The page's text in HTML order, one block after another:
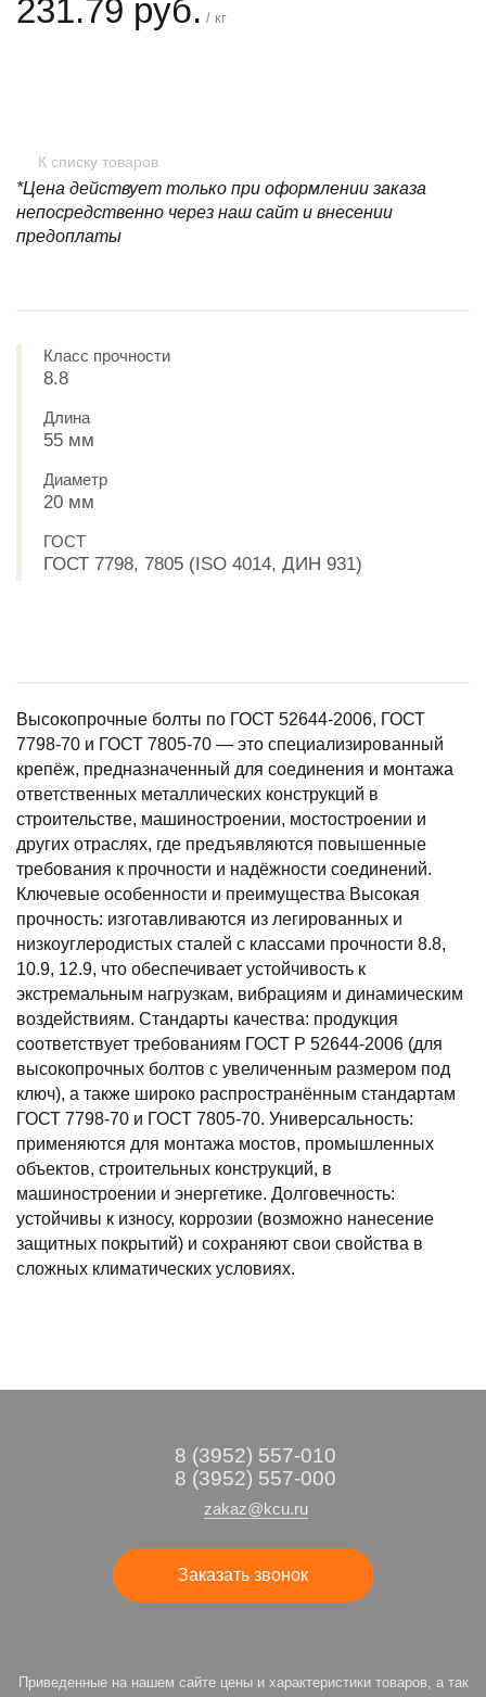
231.79 руб. / кг
К списку товаров
*Цена действует только при оформлении заказа
непосредственно через наш сайт и внесении
предоплаты
Класс прочности
8.8
Длина
55 мм
Диаметр
20 мм
ГОСТ
ГОСТ 7798, 7805 (ISO 4014, ДИН 931)
Высокопрочные болты по ГОСТ 52644-2006, ГОСТ
7798-70 и ГОСТ 7805-70 — это специализированный
крепёж, предназначенный для соединения и монтажа
ответственных металлических конструкций в
строительстве, машиностроении, мостостроении и
других отраслях, где предъявляются повышенные
требования к прочности и надёжности соединений.
Ключевые особенности и преимущества Высокая
прочность: изготавливаются из легированных и
низкоуглеродистых сталей с классами прочности 8.8,
10.9, 12.9, что обеспечивает устойчивость к
экстремальным нагрузкам, вибрациям и динамическим
воздействиям. Стандарты качества: продукция
соответствует требованиям ГОСТ Р 52644-2006 (для
высокопрочных болтов с увеличенным размером под
ключ), а также широко распространённым стандартам
ГОСТ 7798-70 и ГОСТ 7805-70. Универсальность:
применяются для монтажа мостов, промышленных
объектов, строительных конструкций, в
машиностроении и энергетике. Долговечность:
устойчивы к износу, коррозии (возможно нанесение
защитных покрытий) и сохраняют свои свойства в
сложных климатических условиях.
8 (3952) 557-010
8 (3952) 557-000
zakaz@kcu.ru
Заказать звонок
Приведенные на нашем сайте цены и характеристики товаров, а так